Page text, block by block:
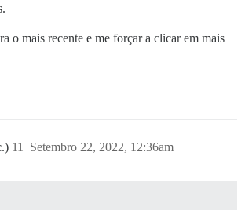
o mais recente e me forçar a clicar em mais
Setembro 22, 2022, 12:36am
11